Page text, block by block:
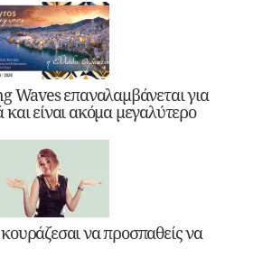
Waves επαναλαμβάνεται για
και είναι ακόμα μεγαλύτερο
να προσπαθείς να